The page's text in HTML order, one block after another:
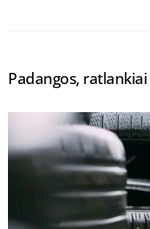
Padangos, ratlankiai